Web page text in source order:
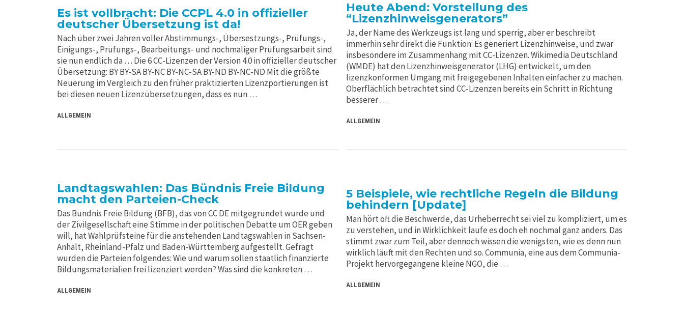
Es ist vollbracht: Die CCPL 4.0 in offizieller
deutscher Übersetzung ist da!
Nach über zwei Jahren voller Abstimmungs-, Übersestzungs-, Prüfungs-,
Einigungs-, Prüfungs-, Bearbeitungs- und nochmaliger Prüfungsarbeit sind
sie nun endlich da … Die 6 CC-Lizenzen der Version 4.0 in offizieller deutscher
Übersetzung: BY BY-SA BY-NC BY-NC-SA BY-ND BY-NC-ND Mit die größte
Neuerung im Vergleich zu den früher praktizierten Lizenzportierungen ist
bei diesen neuen Lizenzübersetzungen, dass es nun …
ALLGEMEIN
Heute Abend: Vorstellung des
“Lizenzhinweisgenerators”
Ja, der Name des Werkzeugs ist lang und sperrig, aber er beschreibt
immerhin sehr direkt die Funktion: Es generiert Lizenzhinweise, und zwar
insbesondere im Zusammenhang mit CC-Lizenzen. Wikimedia Deutschland
(WMDE) hat den Lizenzhinweisgenerator (LHG) entwickelt, um den
lizenzkonformen Umgang mit freigegebenen Inhalten einfacher zu machen.
Oberflächlich betrachtet sind CC-Lizenzen bereits ein Schritt in Richtung
besserer …
ALLGEMEIN
Landtagswahlen: Das Bündnis Freie Bildung
macht den Parteien-Check
Das Bündnis Freie Bildung (BFB), das von CC DE mitgegründet wurde und
der Zivilgesellschaft eine Stimme in der politischen Debatte um OER geben
will, hat Wahlprüfsteine für die anstehenden Landtagswahlen in Sachsen-
Anhalt, Rheinland-Pfalz und Baden-Württemberg aufgestellt. Gefragt
wurden die Parteien folgendes: Wie und warum sollen staatlich finanzierte
Bildungsmaterialien frei lizenziert werden? Was sind die konkreten …
ALLGEMEIN
5 Beispiele, wie rechtliche Regeln die Bildung
behindern [Update]
Man hört oft die Beschwerde, das Urheberrecht sei viel zu kompliziert, um es
zu verstehen, und in Wirklichkeit laufe es doch eh nochmal ganz anders. Das
stimmt zwar zum Teil, aber dennoch wissen die wenigsten, wie es denn nun
wirklich läuft mit den Rechten und so. Communia, eine aus dem Communia-
Projekt hervorgegangene kleine NGO, die …
ALLGEMEIN